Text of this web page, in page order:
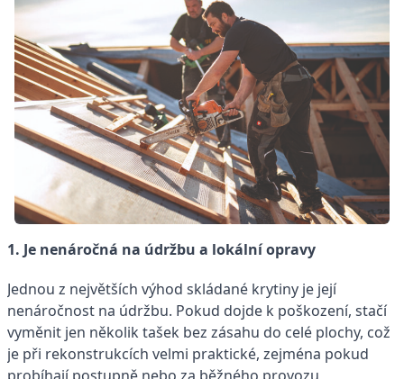
1. Je nenáročná na údržbu a lokální opravy
Jednou z největších výhod skládané krytiny je její
nenáročnost na údržbu. Pokud dojde k poškození, stačí
vyměnit jen několik tašek bez zásahu do celé plochy, což
je při rekonstrukcích velmi praktické, zejména pokud